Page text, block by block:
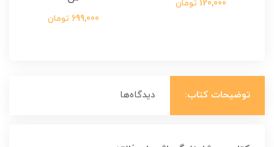
120,000 تومان
699,000 تومان
توضیحات کتاب: دیدگاه‌ها